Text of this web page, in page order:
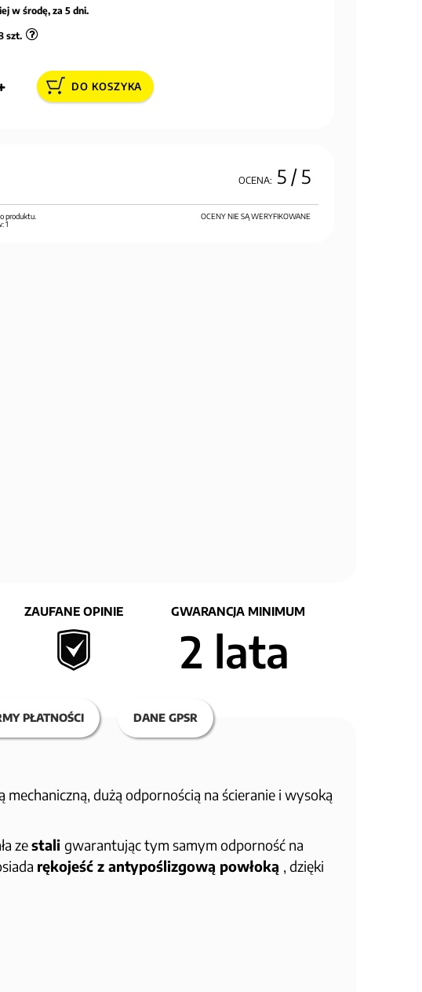
w środę, za 5 dni.
szt.
DO KOSZYKA
OCENA: 5/ 5
OCENY NIE SĄ WERYFIKOWANE
produktu.
1
ZAUFANE OPINIE GWARANCJA MINIMUM
2 lata
PŁATNOŚCI DANE GPSR
mechaniczną, dużą odpornością na ścieranie i wysoką
zestali gwarantując tym samym odporność na
rękojeść z antypoślizgową powłoką , dzięki